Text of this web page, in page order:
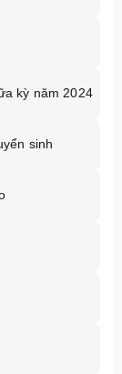
kỳ năm 2024
sinh